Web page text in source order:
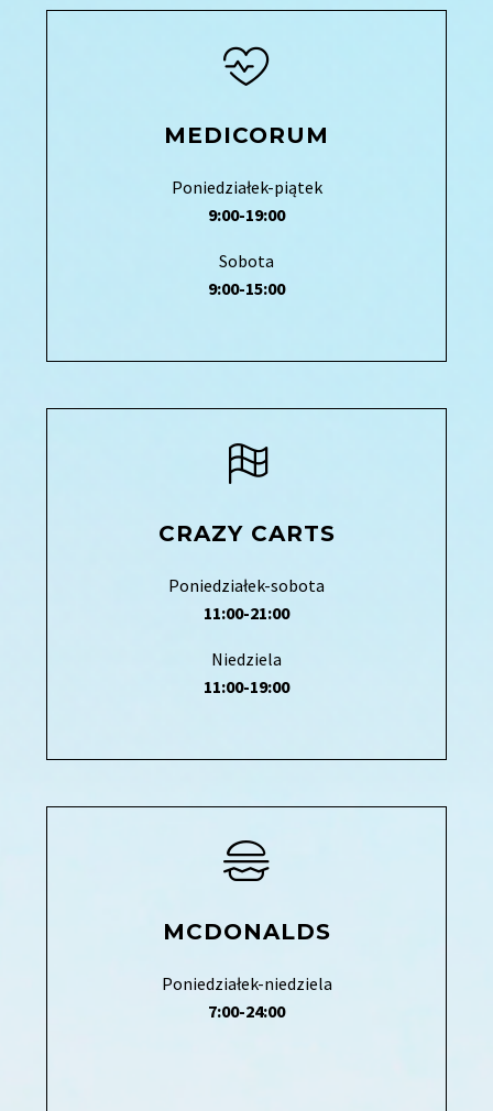
MEDICORUM
Poniedziałek-piątek
9:00-19:00
Sobota
9:00-15:00
CRAZY CARTS
Poniedziałek-sobota
11:00-21:00
Niedziela
11:00-19:00
MCDONALDS
Poniedziałek-niedziela
7:00-24:00